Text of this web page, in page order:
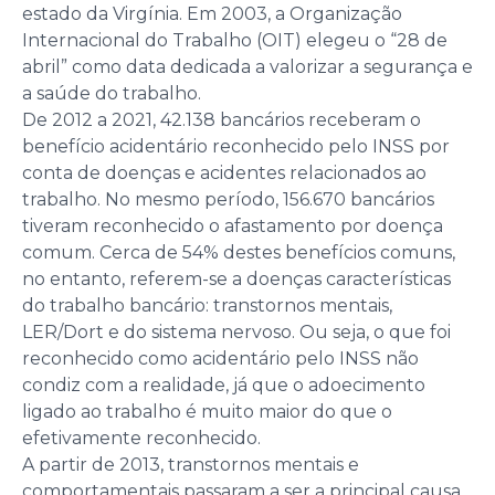
estado da Virgínia. Em 2003, a Organização
Internacional do Trabalho (OIT) elegeu o “28 de
abril” como data dedicada a valorizar a segurança e
a saúde do trabalho.
De 2012 a 2021, 42.138 bancários receberam o
benefício acidentário reconhecido pelo INSS por
conta de doenças e acidentes relacionados ao
trabalho. No mesmo período, 156.670 bancários
tiveram reconhecido o afastamento por doença
comum. Cerca de 54% destes benefícios comuns,
no entanto, referem-se a doenças características
do trabalho bancário: transtornos mentais,
LER/Dort e do sistema nervoso. Ou seja, o que foi
reconhecido como acidentário pelo INSS não
condiz com a realidade, já que o adoecimento
ligado ao trabalho é muito maior do que o
efetivamente reconhecido.
A partir de 2013, transtornos mentais e